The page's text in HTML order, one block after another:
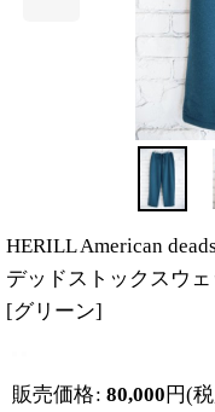
HERILL American
デッドストックスウ
[グリーン]
販売価格: 80,000 円(